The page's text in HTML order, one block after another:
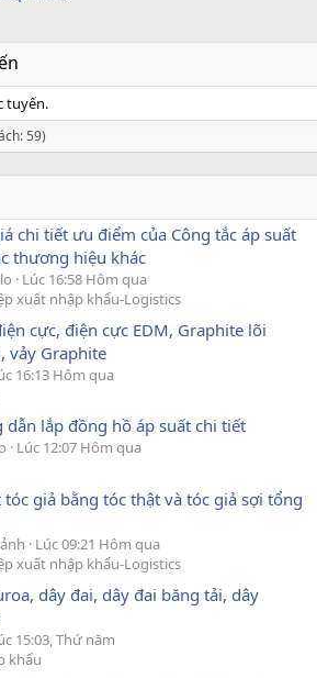
tuyến.
59)
chi tiết ưu điểm của Công tắc áp suất
thương hiệu khác
Lúc 16:58 Hôm qua
xuất nhập khẩu-Logistics
cực, điện cực EDM, Graphite lõi
vảy Graphite
16:13 Hôm qua
dẫn lắp đồng hồ áp suất chi tiết
Lúc 12:07 Hôm qua
tóc giả bằng tóc thật và tóc giả sợi tổng
Lúc 09:21 Hôm qua
xuất nhập khẩu-Logistics
dây đai, dây đai băng tải, dây
15:03, Thứ năm
khẩu